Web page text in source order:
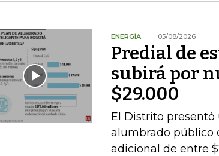
ENERGÍA 05/08/2026
Predial de
subirá por
$29.000
El Distrito presentó
alumbrado público
adicional de entre